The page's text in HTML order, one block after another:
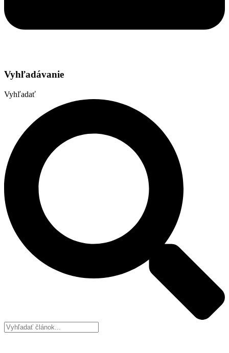
Vyhľadávanie
Vyhľadať